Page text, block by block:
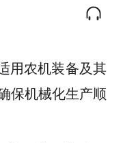
用农机装备及其
保机械化生产顺